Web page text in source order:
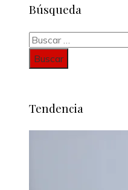
Búsqueda
Buscar:
Tendencia